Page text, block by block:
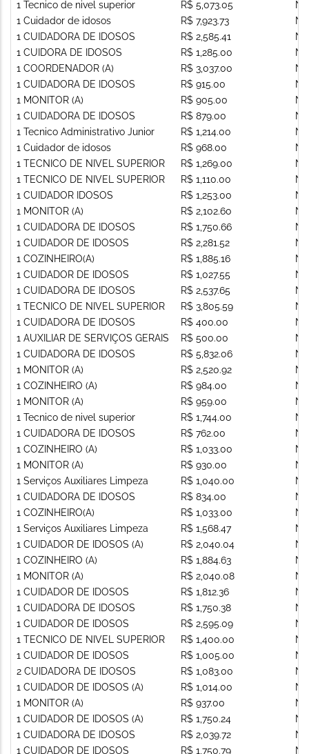
1 Tecnico de nivel superior
1 Cuidador de idosos
1 CUIDADORA DE IDOSOS
1 CUIDORA DE IDOSOS
1 COORDENADOR (A)
1 CUIDADORA DE IDOSOS
1 MONITOR (A)
1 CUIDADORA DE IDOSOS
1 Tecnico Administrativo Junior
1 Cuidador de idosos
1 TECNICO DE NIVEL SUPERIOR
1 TECNICO DE NIVEL SUPERIOR
1 CUIDADOR IDOSOS
1 MONITOR (A)
1 CUIDADORA DE IDOSOS
1 CUIDADOR DE IDOSOS
1 COZINHEIRO(A)
1 CUIDADOR DE IDOSOS
1 CUIDADORA DE IDOSOS
1 TECNICO DE NIVEL SUPERIOR
1 CUIDADORA DE IDOSOS
1 AUXILIAR DE SERVIÇOS GERAIS
1 CUIDADORA DE IDOSOS
1 MONITOR (A)
1 COZINHEIRO (A)
1 MONITOR (A)
1 Tecnico de nivel superior
1 CUIDADORA DE IDOSOS
1 COZINHEIRO (A)
1 MONITOR (A)
1 Serviços Auxiliares Limpeza
1 CUIDADORA DE IDOSOS
1 COZINHEIRO(A)
1 Serviços Auxiliares Limpeza
1 CUIDADOR DE IDOSOS (A)
1 COZINHEIRO (A)
1 MONITOR (A)
1 CUIDADOR DE IDOSOS
1 CUIDADORA DE IDOSOS
1 CUIDADOR DE IDOSOS
1 TECNICO DE NIVEL SUPERIOR
1 CUIDADOR DE IDOSOS
2 CUIDADORA DE IDOSOS
1 CUIDADOR DE IDOSOS (A)
1 MONITOR (A)
1 CUIDADOR DE IDOSOS (A)
1 CUIDADORA DE IDOSOS
1 CUIDADOR DE IDOSOS
R$ 5,073.05
R$ 7,923.73
R$ 2,585.41
R$ 1,285.00
R$ 3,037.00
R$ 915.00
R$ 905.00
R$ 879.00
R$ 1,214.00
R$ 968.00
R$ 1,269.00
R$ 1,110.00
R$ 1,253.00
R$ 2,102.60
R$ 1,750.66
R$ 2,281.52
R$ 1,885.16
R$ 1,027.55
R$ 2,537.65
R$ 3,805.59
R$ 400.00
R$ 500.00
R$ 5,832.06
R$ 2,520.92
R$ 984.00
R$ 959.00
R$ 1,744.00
R$ 762.00
R$ 1,033.00
R$ 930.00
R$ 1,040.00
R$ 834.00
R$ 1,033.00
R$ 1,568.47
R$ 2,040.04
R$ 1,884.63
R$ 2,040.08
R$ 1,812.36
R$ 1,750.38
R$ 2,595.09
R$ 1,400.00
R$ 1,005.00
R$ 1,083.00
R$ 1,014.00
R$ 937.00
R$ 1,750.24
R$ 2,039.72
R$ 1,750.79